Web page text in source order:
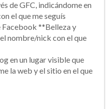
de GFC, indicándome en
el que me seguís
Facebook **Belleza y
nombre/nick con el que
en un lugar visible que
la web y el sitio en el que